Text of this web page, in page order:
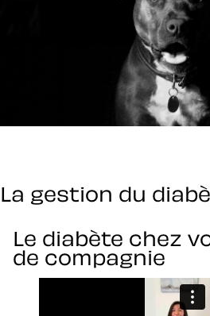
La gestion du
Le diabète chez
de compagnie